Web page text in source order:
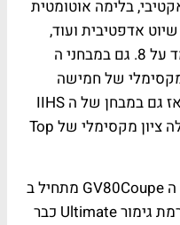
בלימה אוטומטית
אדפטיבית ועוד,
ה
מקסימלי של חמישה
גם במבחן של הIIHS
ציון מקסימלי של Top
ה GV80Coupe מתחיל ב
Ultimate כבר